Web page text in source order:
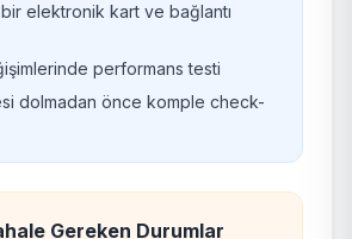
elektronik kart ve bağlantı
performans testi
dolmadan önce komple check-
Gereken Durumlar